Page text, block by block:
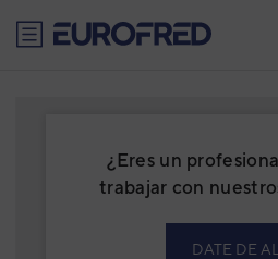
¿Eres un
trabajar con
DATE DE